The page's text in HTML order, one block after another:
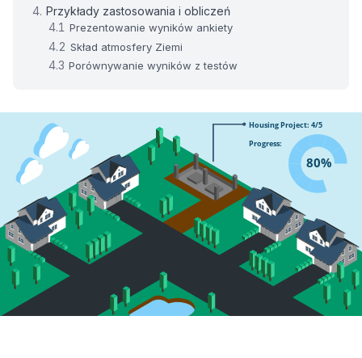
Przykłady zastosowania i obliczeń
Prezentowanie wyników ankiety
Skład atmosfery Ziemi
Porównywanie wyników z testów